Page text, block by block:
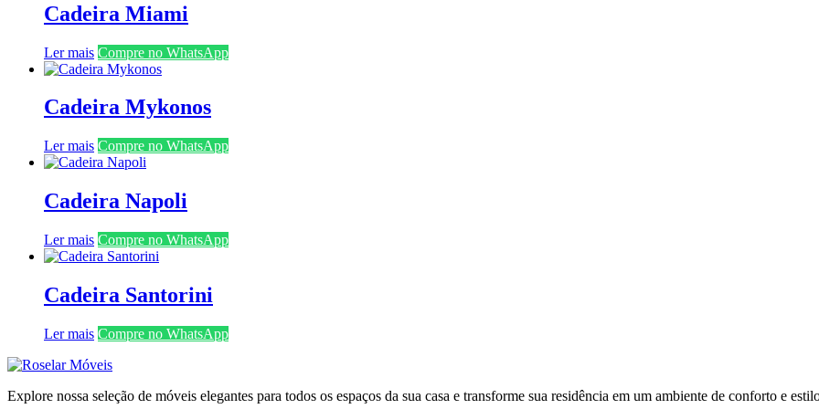
Cadeira Miami
Ler mais Compre no WhatsApp
Cadeira Mykonos
Ler mais Compre no WhatsApp
Cadeira Napoli
Ler mais Compre no WhatsApp
Cadeira Santorini
Ler mais Compre no WhatsApp
Explore nossa seleção de móveis elegantes para todos os espaços da sua casa e transforme sua residência em um ambiente de conforto e